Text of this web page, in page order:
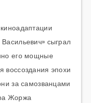
сыграл
его мощные
воссоздания эпохи
за самозванцами
Жоржа